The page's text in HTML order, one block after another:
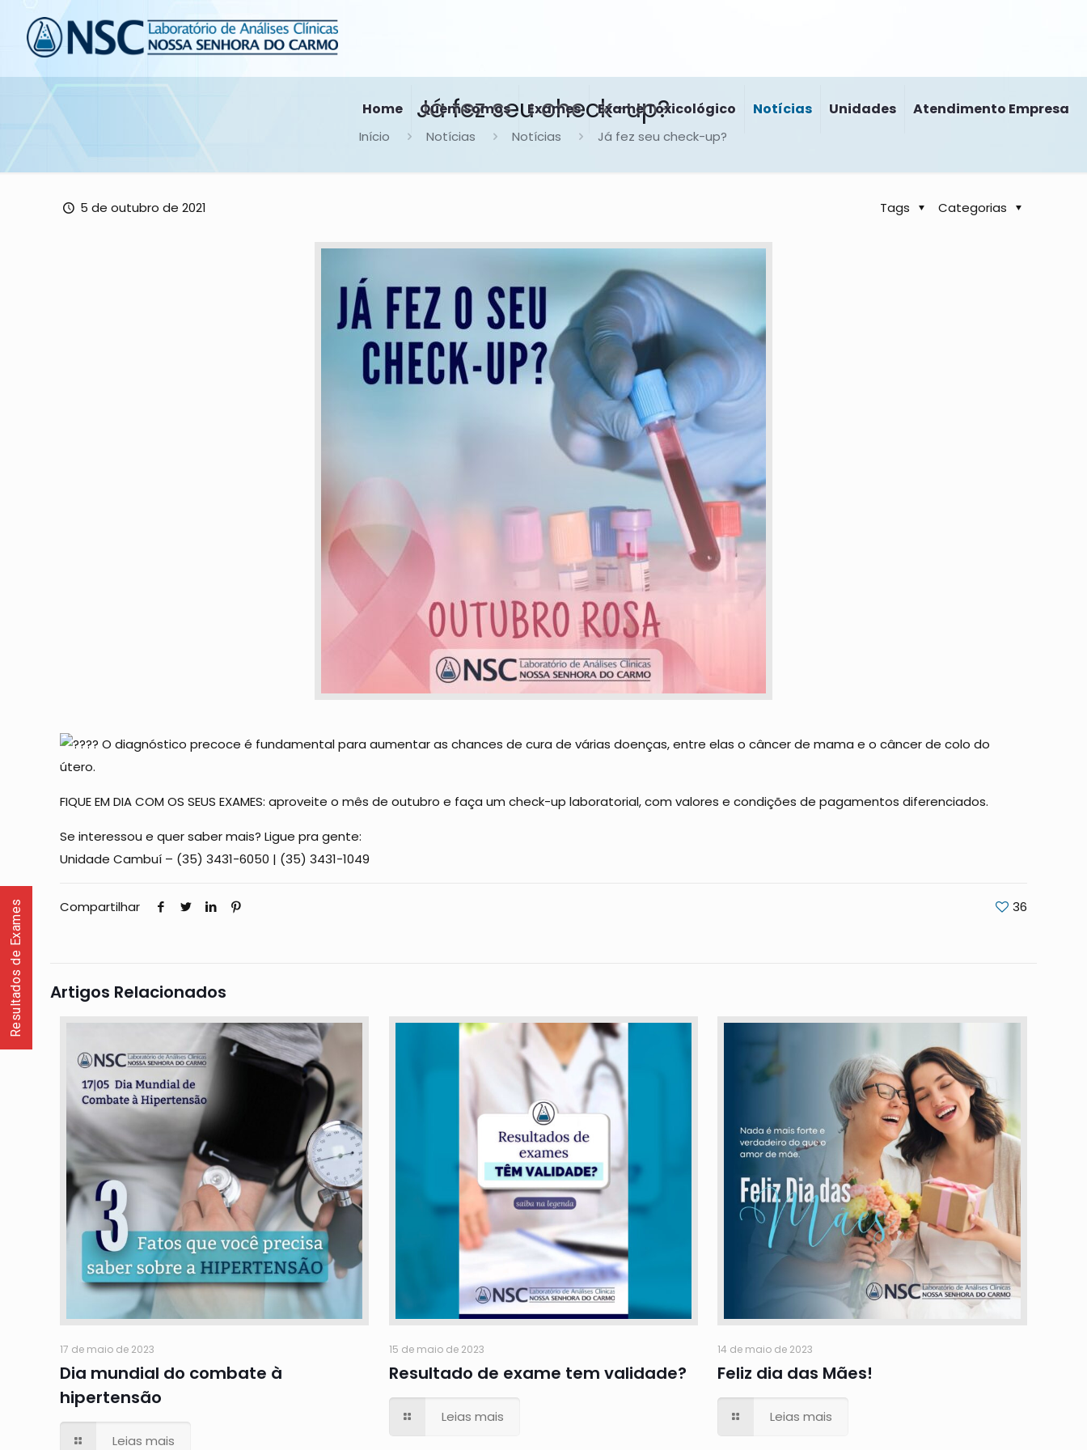
Home Quem Somos Exames Exame Toxicológico Notícias Unidades Atendimento Empresa
Já fez seu check-up?
Início Notícias Notícias Já fez seu check-up?
5 de outubro de 2021 Categorias
Tags
O diagnóstico precoce é fundamental para aumentar as chances de cura de várias doenças, entre elas o câncer de mama e o câncer de colo do
útero.
FIQUE EM DIA COM OS SEUS EXAMES: aproveite o mês de outubro e faça um check-up laboratorial, com valores e condições de pagamentos diferenciados.
Se interessou e quer saber mais? Ligue pra gente:
Unidade Cambuí – (35) 3431-6050 | (35) 3431-1049
Compartilhar 36
Artigos Relacionados
17 de maio de 2023
Dia mundial do combate à
hipertensão
Leias mais
15 de maio de 2023
Resultado de exame tem validade?
Leias mais
14 de maio de 2023
Feliz dia das Mães!
Leias mais
Resultados de Exames